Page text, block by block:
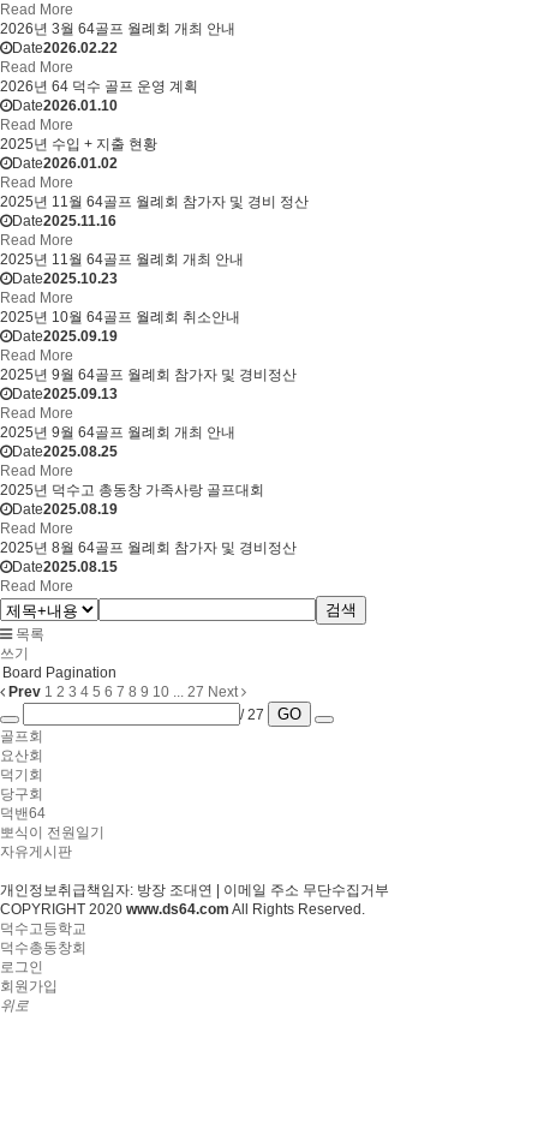
Read More
2026년 3월 64골프 월례회 개최 안내
Date2026.02.22
Read More
2026년 64 덕수 골프 운영 계획
Date2026.01.10
Read More
2025년 수입 + 지출 현황
Date2026.01.02
Read More
2025년 11월 64골프 월례회 참가자 및 경비 정산
Date2025.11.16
Read More
2025년 11월 64골프 월례회 개최 안내
Date2025.10.23
Read More
2025년 10월 64골프 월례회 취소안내
Date2025.09.19
Read More
2025년 9월 64골프 월례회 참가자 및 경비정산
Date2025.09.13
Read More
2025년 9월 64골프 월례회 개최 안내
Date2025.08.25
Read More
2025년 덕수고 총동창 가족사랑 골프대회
Date2025.08.19
Read More
2025년 8월 64골프 월례회 참가자 및 경비정산
Date2025.08.15
Read More
검색
목록
쓰기
Board Pagination
Prev 1 2 3 4 5 6 7 8 9 10 ... 27 Next
/ 27
GO
골프회
요산회
덕기회
당구회
덕밴64
뽀식이 전원일기
자유게시판
개인정보취급책임자: 방장 조대연 | 이메일 주소 무단수집거부
COPYRIGHT 2020 www.ds64.com All Rights Reserved.
덕수고등학교
덕수총동창회
로그인
회원가입
위로